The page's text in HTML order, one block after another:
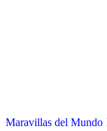
Maravillas del Mundo